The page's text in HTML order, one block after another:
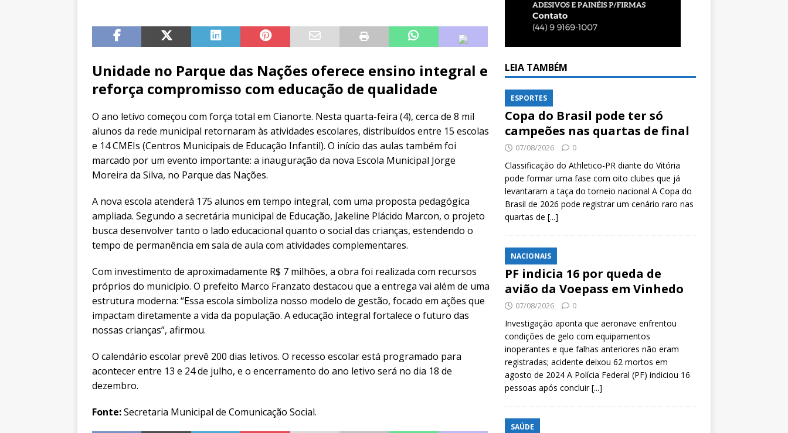
Unidade no Parque das Nações oferece ensino integral e
reforça compromisso com educação de qualidade
O ano letivo começou com força total em Cianorte. Nesta quarta-feira (4), cerca de 8 mil
alunos da rede municipal retornaram às atividades escolares, distribuídos entre 15 escolas
e 14 CMEIs (Centros Municipais de Educação Infantil). O início das aulas também foi
marcado por um evento importante: a inauguração da nova Escola Municipal Jorge
Moreira da Silva, no Parque das Nações.
A nova escola atenderá 175 alunos em tempo integral, com uma proposta pedagógica
ampliada. Segundo a secretária municipal de Educação, Jakeline Plácido Marcon, o projeto
busca desenvolver tanto o lado educacional quanto o social das crianças, estendendo o
tempo de permanência em sala de aula com atividades complementares.
Com investimento de aproximadamente R$ 7 milhões, a obra foi realizada com recursos
próprios do município. O prefeito Marco Franzato destacou que a entrega vai além de uma
estrutura moderna: “Essa escola simboliza nosso modelo de gestão, focado em ações que
impactam diretamente a vida da população. A educação integral fortalece o futuro das
nossas crianças”, afirmou.
O calendário escolar prevê 200 dias letivos. O recesso escolar está programado para
acontecer entre 13 e 24 de julho, e o encerramento do ano letivo será no dia 18 de
dezembro.
Fonte:Secretaria Municipal de Comunicação Social.
LEIA TAMBÉM
ESPORTES
Copa do Brasil pode ter só
campeões nas quartas de final
07/08/2026 0
Classificação do Athletico-PR diante do Vitória
pode formar uma fase com oito clubes que já
levantaram a taça do torneio nacional A Copa do
Brasil de 2026 pode registrar um cenário raro nas
quartas de [...]
NACIONAIS
PF indicia 16 por queda de
avião da Voepass em Vinhedo
07/08/2026 0
Investigação aponta que aeronave enfrentou
condições de gelo com equipamentos
inoperantes e que falhas anteriores não eram
registradas; acidente deixou 62 mortos em
agosto de 2024 A Polícia Federal (PF) indiciou 16
pessoas após concluir[...]
SAÚDE